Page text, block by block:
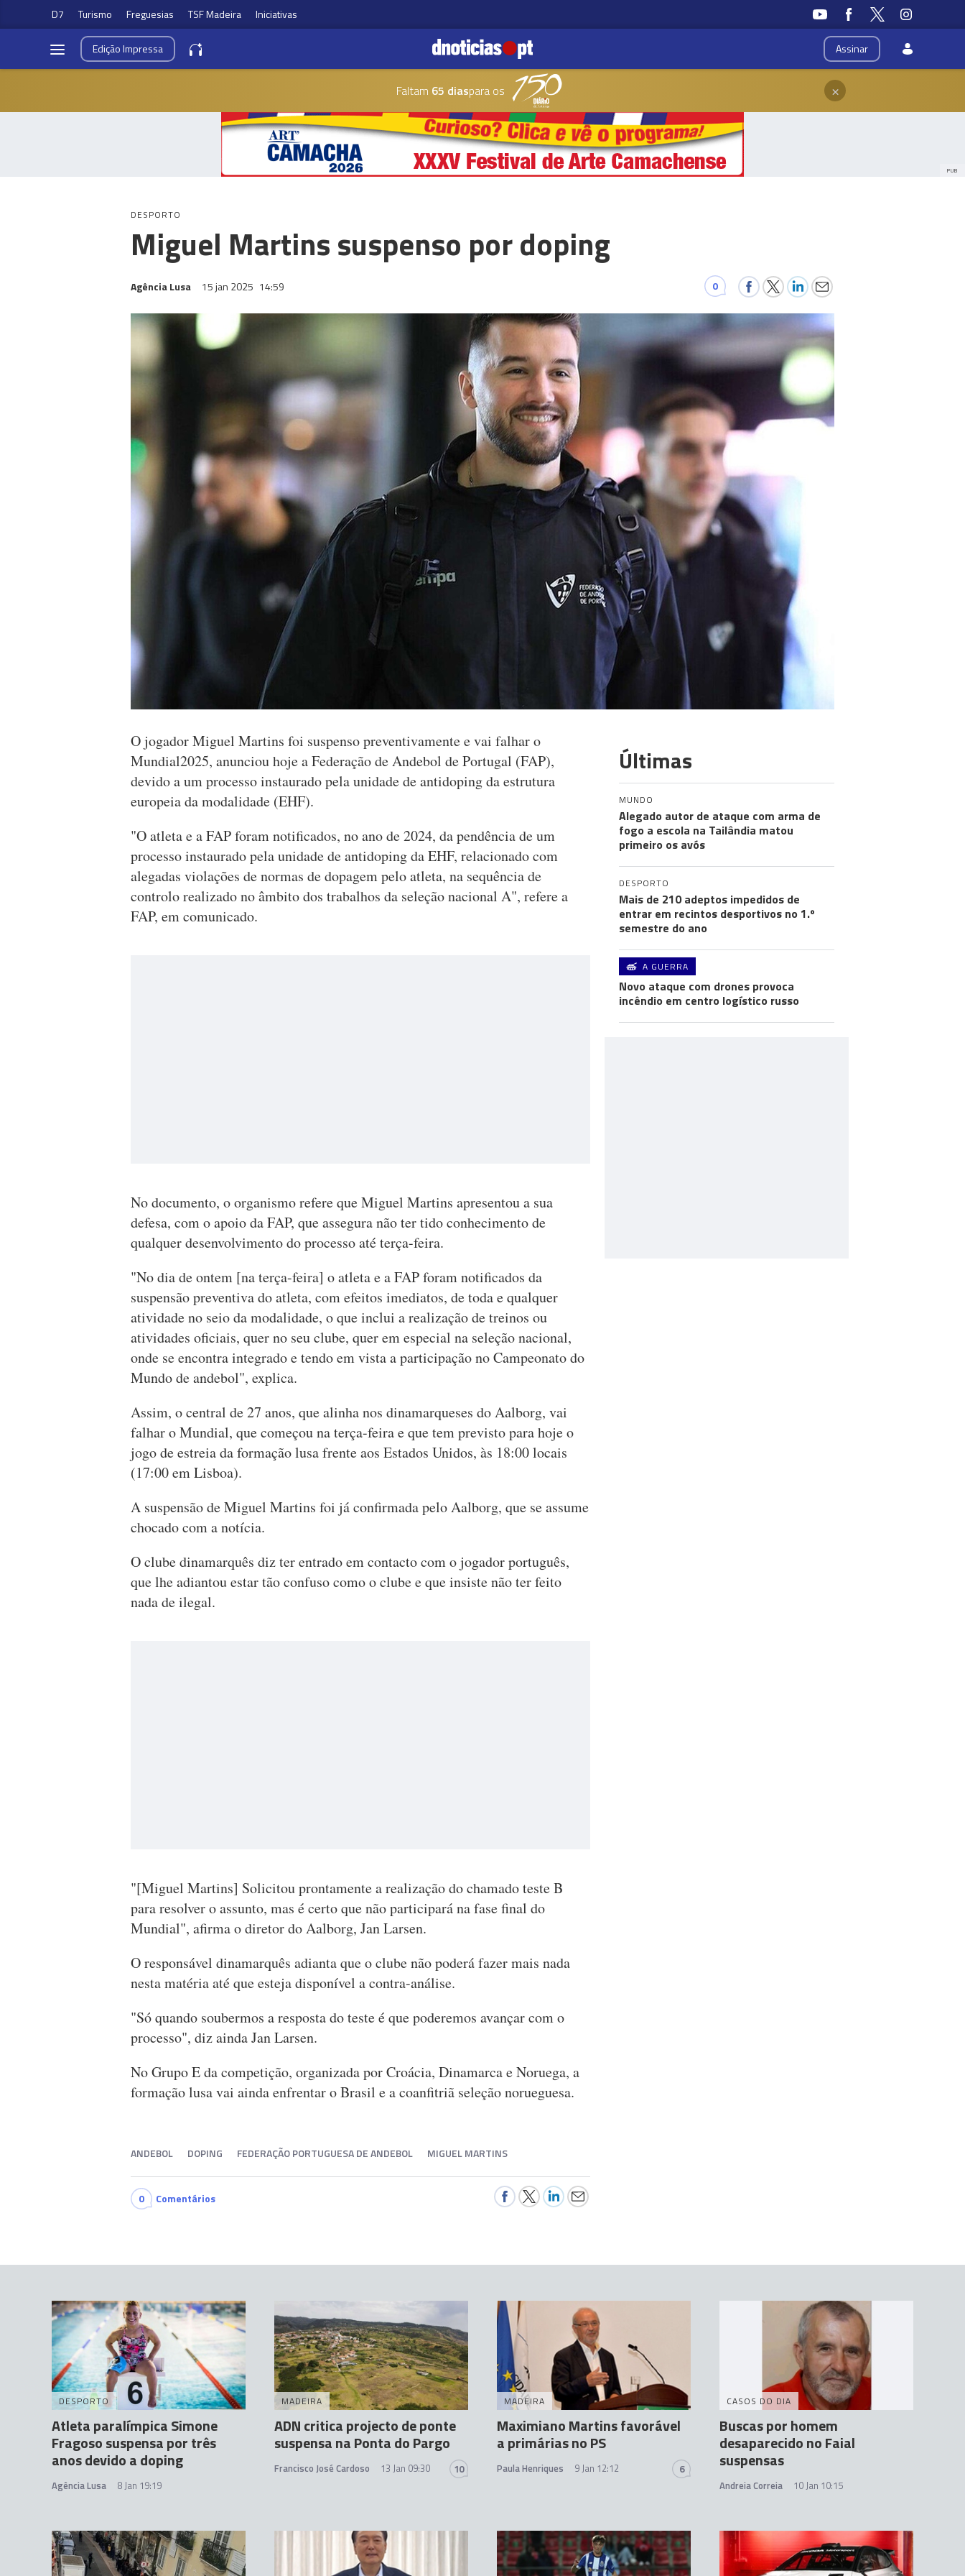
D7 Turismo Freguesias TSF Madeira Iniciativas
Assinar
EdiçãoImpressa
Faltam 65 diaspara os ×
PUB
DESPORTO
Miguel Martins suspenso por doping
Agência Lusa 15 jan 2025 14:59 0
O jogador Miguel Martins foi suspenso preventivamente e vai falhar o
Mundial2025, anunciou hoje a Federação de Andebol de Portugal (FAP),
devido a um processo instaurado pela unidade de antidoping da estrutura
europeia da modalidade (EHF).
"O atleta e a FAP foram notificados, no ano de 2024, da pendência de um
processo instaurado pela unidade de antidoping da EHF, relacionado com
alegadas violações de normas de dopagem pelo atleta, na sequência de
controlo realizado no âmbito dos trabalhos da seleção nacional A", refere a
FAP, em comunicado.
No documento, o organismo refere que Miguel Martins apresentou a sua
defesa, com o apoio da FAP, que assegura não ter tido conhecimento de
qualquer desenvolvimento do processo até terça-feira.
"No dia de ontem [na terça-feira] o atleta e a FAP foram notificados da
suspensão preventiva do atleta, com efeitos imediatos, de toda e qualquer
atividade no seio da modalidade, o que inclui a realização de treinos ou
atividades oficiais, quer no seu clube, quer em especial na seleção nacional,
onde se encontra integrado e tendo em vista a participação no Campeonato do
Mundo de andebol", explica.
Assim, o central de 27 anos, que alinha nos dinamarqueses do Aalborg, vai
falhar o Mundial, que começou na terça-feira e que tem previsto para hoje o
jogo de estreia da formação lusa frente aos Estados Unidos, às 18:00 locais
(17:00 em Lisboa).
A suspensão de Miguel Martins foi já confirmada pelo Aalborg, que se assume
chocado com a notícia.
O clube dinamarquês diz ter entrado em contacto com o jogador português,
que lhe adiantou estar tão confuso como o clube e que insiste não ter feito
nada de ilegal.
"[Miguel Martins] Solicitou prontamente a realização do chamado teste B
para resolver o assunto, mas é certo que não participará na fase final do
Mundial", afirma o diretor do Aalborg, Jan Larsen.
O responsável dinamarquês adianta que o clube não poderá fazer mais nada
nesta matéria até que esteja disponível a contra-análise.
"Só quando soubermos a resposta do teste é que poderemos avançar com o
processo", diz ainda Jan Larsen.
No Grupo E da competição, organizada por Croácia, Dinamarca e Noruega, a
formação lusa vai ainda enfrentar o Brasil e a coanfitriã seleção norueguesa.
ANDEBOL DOPING FEDERAÇÃO PORTUGUESA DE ANDEBOL MIGUEL MARTINS
0 Comentários
Últimas
MUNDO
Alegado autor de ataque com arma de
fogo a escola na Tailândia matou
primeiro os avós
DESPORTO
Mais de 210 adeptos impedidos de
entrar em recintos desportivos no 1.º
semestre do ano
A GUERRA
Novo ataque com drones provoca
incêndio em centro logístico russo
DESPORTO
Atleta paralímpica Simone
Fragoso suspensa por três
anos devido a doping
Agência Lusa 8 Jan 19:19
MADEIRA
ADN critica projecto de ponte
suspensa na Ponta do Pargo
Francisco José Cardoso 13 Jan 09:30 10
MADEIRA
Maximiano Martins favorável
a primárias no PS
Paula Henriques 9 Jan 12:12 6
CASOS DO DIA
Buscas por homem
desaparecido no Faial
suspensas
Andreia Correia 10 Jan 10:15